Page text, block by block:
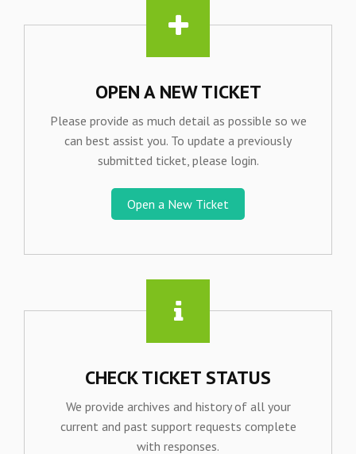
OPEN A NEW TICKET
Please provide as much detail as possible so we
can best assist you. To update a previously
submitted ticket, please login.
Open a New Ticket
CHECK TICKET STATUS
We provide archives and history of all your
current and past support requests complete
with responses.